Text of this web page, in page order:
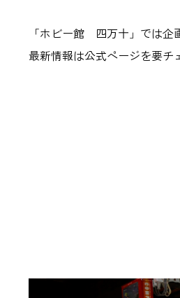
「ホビー館 四万十」では企
最新情報は公式ページを要チ